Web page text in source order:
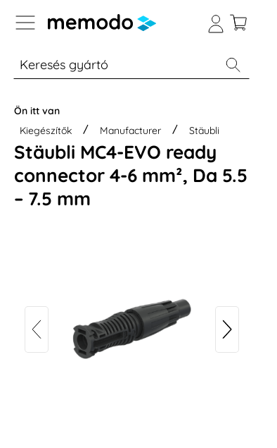
to B2B platform navigation
% Akció Otthoni energiatárolók
Ön itt van
Kiegészítők
Manufacturer Stäubli
Stäubli MC4-EVO ready
connector 4-6 mm², Da 5.5
– 7.5 mm